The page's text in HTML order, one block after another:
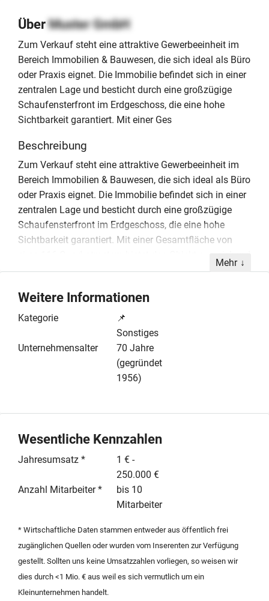
ÜberMuster GmbH
Zum Verkauf steht eine attraktive Gewerbeeinheit im
Bereich Immobilien & Bauwesen, die sich ideal als Büro
oder Praxis eignet. Die Immobilie befindet sich in einer
zentralen Lage und besticht durch eine großzügige
Schaufensterfront im Erdgeschoss, die eine hohe
Sichtbarkeit garantiert. Mit einer Ges
Beschreibung
Zum Verkauf steht eine attraktive Gewerbeeinheit im
Bereich Immobilien & Bauwesen, die sich ideal als Büro
oder Praxis eignet. Die Immobilie befindet sich in einer
zentralen Lage und besticht durch eine großzügige
Schaufensterfront im Erdgeschoss, die eine hohe
Sichtbarkeit garantiert. Mit einer Gesamtfläche von
Raum für verschiedene Dienstleistungskonzepte oder
errichtete Gebäude ist gepflegt und verfügt über einen
barrierefreien Zugang, was den Komfort für Kunden
und Patienten gleichermaßen erhöht. Ein zusätzlicher
Kellerraum bietet praktischen Stauraum. Diese
Immobilie stellt eine hervorragende Gelegenheit für
Unternehmer dar, die ein Objekt für ihre berufliche
erstklassigen Option für eine Nachfolge oder
245.000 Euro zuzüglich einer marktüblichen Provision.
Interessenten finden hier eine solide Basis für ihre
geschäftliche Zukunft in einem etablierten Umfeld.
Mehr
Weitere Informationen
Kategorie
📌
Sonstiges
Unternehmensalter
70 Jahre
(gegründet
1956)
Wesentliche Kennzahlen
Jahresumsatz *
1 € -
250.000 €
Anzahl Mitarbeiter *
bis 10
Mitarbeiter
* Wirtschaftliche Daten stammen entweder aus öffentlich frei
zugänglichen Quellen oder wurden vom Inserenten zur Verfügung
gestellt. Sollten uns keine Umsatzzahlen vorliegen, so weisen wir
dies durch <1 Mio. € aus weil es sich vermutlich um ein
Kleinunternehmen handelt.